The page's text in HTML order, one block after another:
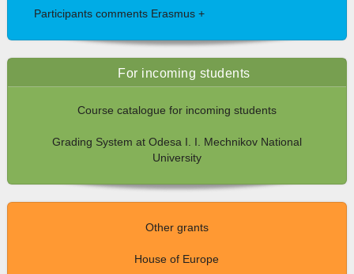
Participants comments Erasmus +
For incoming students
Course catalogue for incoming students
Grading System at Odesa I. I. Mechnikov National
University
Other grants
House of Europe